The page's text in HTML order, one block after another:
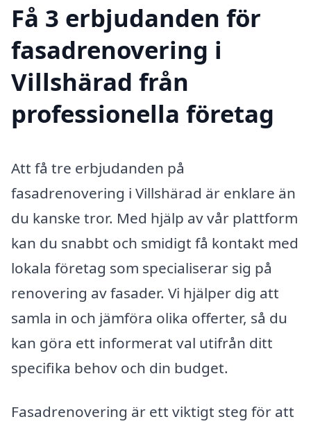
Få 3 erbjudanden för
fasadrenovering i
Villshärad från
professionella företag
Att få tre erbjudanden på
fasadrenovering i Villshärad är enklare än
du kanske tror. Med hjälp av vår plattform
kan du snabbt och smidigt få kontakt med
lokala företag som specialiserar sig på
renovering av fasader. Vi hjälper dig att
samla in och jämföra olika offerter, så du
kan göra ett informerat val utifrån ditt
specifika behov och din budget.
Fasadrenovering är ett viktigt steg för att